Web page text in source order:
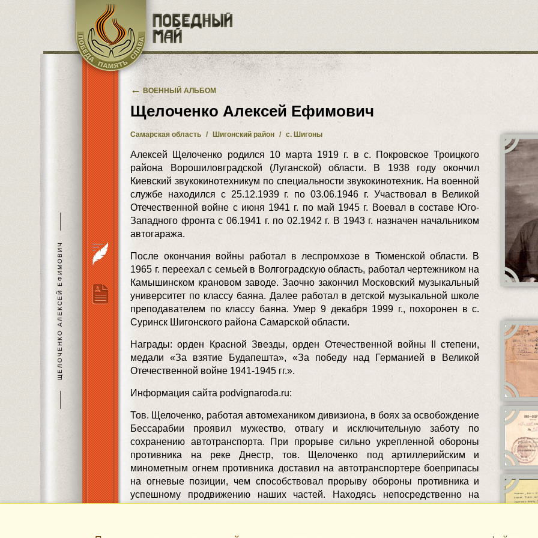
Перейти к основному содержанию
ЩЕЛОЧЕНКО АЛЕКСЕЙ ЕФИМОВИЧ
←ВОЕННЫЙ АЛЬБОМ
Щелоченко Алексей Ефимович
Самарская область / Шигонский район / с. Шигоны
Алексей Щелоченко родился 10 марта 1919 г. в с. Покровское Троицкого
района Ворошиловградской (Луганской) области. В 1938 году окончил
Киевский звукокинотехникум по специальности звукокинотехник. На военной
службе находился с 25.12.1939 г. по 03.06.1946 г. Участвовал в Великой
Отечественной войне с июня 1941 г. по май 1945 г. Воевал в составе Юго-
Западного фронта с 06.1941 г. по 02.1942 г. В 1943 г. назначен начальником
автогаража.
После окончания войны работал в леспромхозе в Тюменской области. В
1965 г. переехал с семьей в Волгоградскую область, работал чертежником на
Камышинском крановом заводе. Заочно закончил Московский музыкальный
университет по классу баяна. Далее работал в детской музыкальной школе
преподавателем по классу баяна. Умер 9 декабря 1999 г., похоронен в с.
Суринск Шигонского района Самарской области.
Награды: орден Красной Звезды, орден Отечественной войны II степени,
медали «За взятие Будапешта», «За победу над Германией в Великой
Отечественной войне 1941-1945 гг.».
Информация сайта podvignaroda.ru:
Тов. Щелоченко, работая автомехаником дивизиона, в боях за освобождение
Бессарабии проявил мужество, отвагу и исключительную заботу по
сохранению автотранспорта. При прорыве сильно укрепленной обороны
противника на реке Днестр, тов. Щелоченко под артиллерийским и
минометным огнем противника доставил на автотранспортере боеприпасы
на огневые позиции, чем способствовал прорыву обороны противника и
успешному продвижению наших частей. Находясь непосредственно на
находились всегда в полной исправности, и дивизион никогда не имел